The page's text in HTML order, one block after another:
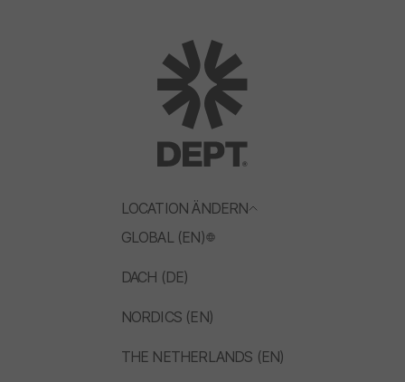
LOCATION ÄNDERN
GLOBAL (EN)
DACH (DE)
NORDICS (EN)
THE NETHERLANDS (EN)